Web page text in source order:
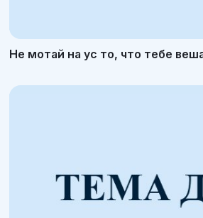
Не мотай на ус то, что тебе